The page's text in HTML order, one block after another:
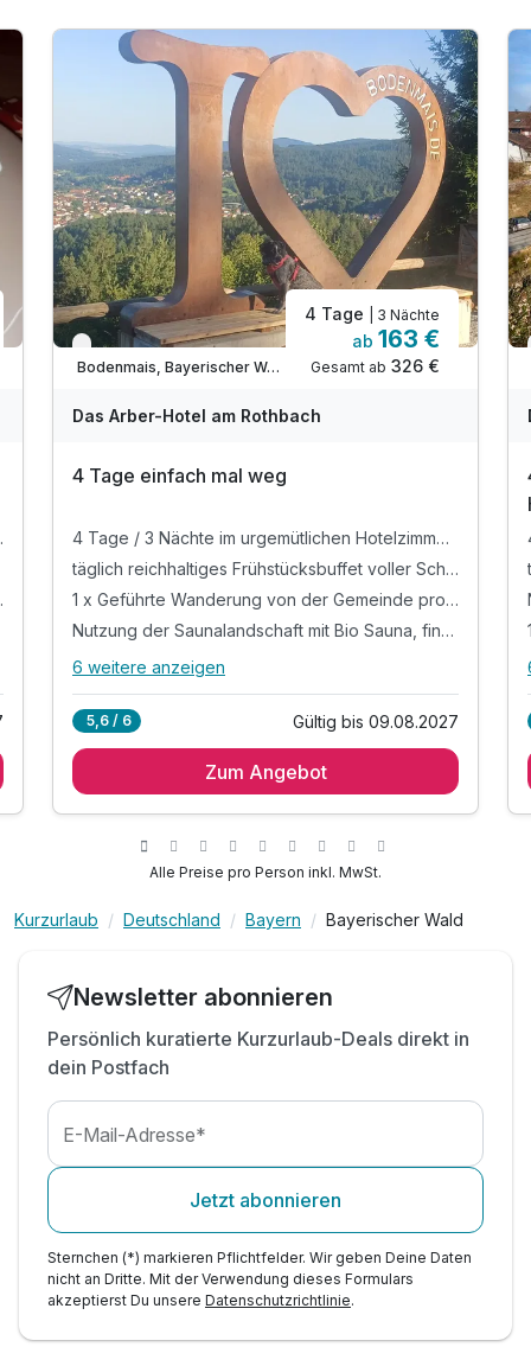
Zutaten
Gästekarte
Verfügbar bis November
Bodenmais, Bayerischer Wald
4 Tage | 3 Nächte
ab 163 €
Gesamt ab 326 €
Das Arber-Hotel am Rothbach
4 Tage einfach mal weg
4 Tage / 3 Nächte im urgemütlichen Hotelzimmer mit Balkon oder Terrasse
täglich reichhaltiges Frühstücksbuffet voller Schmankerl und frischer Zutaten
1 x Geführte Wanderung von der Gemeinde pro Tag im Zuge Ihrer Gästekarte
Nutzung der Saunalandschaft mit Bio Sauna, finnischer Sauna, Infrarotkabine und Ruheraum
Alle Inklusivleistungen
mit Balkon oder Terrasse
täglich reichhaltiges Frühstücksbuffet voller
1 x Geführte Wanderung von der Gemeinde pro
Tag im Zuge Ihrer Gästekarte
finnischer Sauna, Infrarotkabine und Ruheraum
kostenloser Transfer vom Bhf. Bodenmais
Wanderempfehlungen vom Hotelteam
1 x Bodenmaiser Gästekarte mit Ermäßigungen
und Vorteilen an Ihrem Urlaubsort
1 x Wanderkarte der Umgebung für ausgiebige
6 weitere anzeigen
5,6 / 6 Gültig bis 09.08.2027
Zum Angebot
Alle Preise pro Person inkl. MwSt.
Kurzurlaub Deutschland Bayern Bayerischer Wald
Newsletter abonnieren
Persönlich kuratierte Kurzurlaub-Deals direkt in
dein Postfach
E-Mail-Adresse*
Jetzt abonnieren
Sternchen (*) markieren Pflichtfelder. Wir geben Deine Daten
nicht an Dritte. Mit der Verwendung dieses Formulars
akzeptierst Du unsere Datenschutzrichtlinie.